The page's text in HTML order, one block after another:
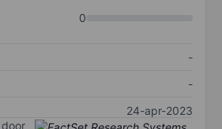
0
-
-
24-apr-2023